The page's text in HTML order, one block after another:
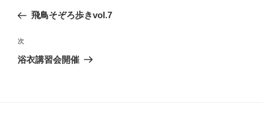
ナ
ビ
ゲ
の
稿
飛鳥そぞろ歩きvol.7
次
の
次
浴衣講習会開催